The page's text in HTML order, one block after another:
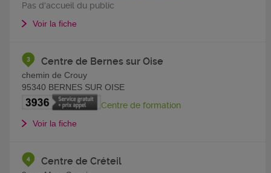
Pas d'accueil du public
Voir la fiche
Centre de Bernes sur Oise
chemin de Crouy
95340 BERNES SUR OISE
Centre de formation
Voir la fiche
Centre de Créteil